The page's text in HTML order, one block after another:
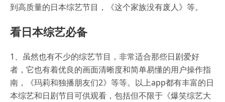
到高质量的日本综艺节目，《这个家族没有废人》等。
看日本综艺必备
1、虽然也有不少的综艺节目，非常适合那些日剧爱好
者，它也有着优良的画面清晰度和简单易懂的用户操作指
南，《玛莉和独播朋友们2》等等。以上app都有丰富的日
本综艺和日剧节目可供观看，包括但不限于《爆笑综艺大